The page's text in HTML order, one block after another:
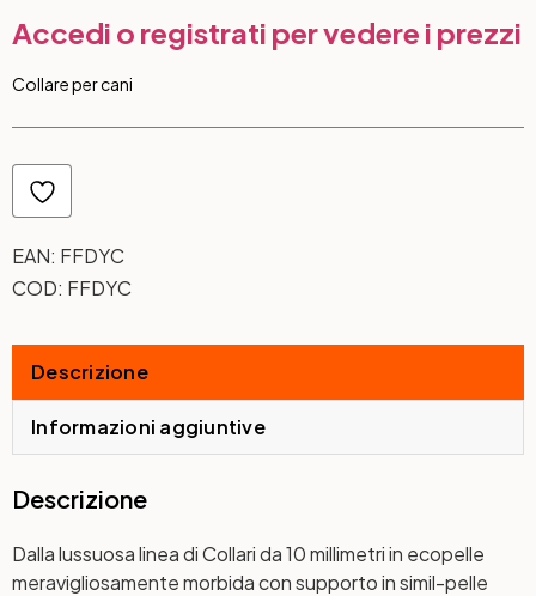
Accedi o registrati per vedere i prezzi
Collare per cani
EAN: FFDYC
COD: FFDYC
Descrizione
Informazioni aggiuntive
Descrizione
Dalla lussuosa linea di Collari da 10 millimetri in ecopelle
meravigliosamente morbida con supporto in simil-pelle